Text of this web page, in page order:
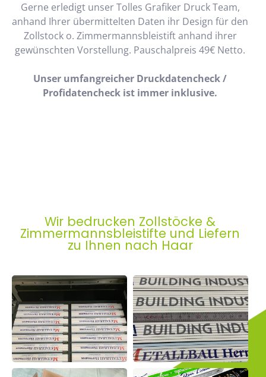
Gerne erledigt unser Tolles Grafiker Druck Team,
anhand Ihrer übermittelten Daten ihr Design für den
Zollstock o. Zimmermannsbleistift anhand ihrer
gewünschten Vorstellung. Pauschalpreis 49€ Netto.
Unser umfangreicher Druckdatencheck /
Profidatencheck ist immer inklusive.
Wir bedrucken Zollstöcke &
Zimmermannsbleistifte und Liefern
zu Ihnen nach Haar